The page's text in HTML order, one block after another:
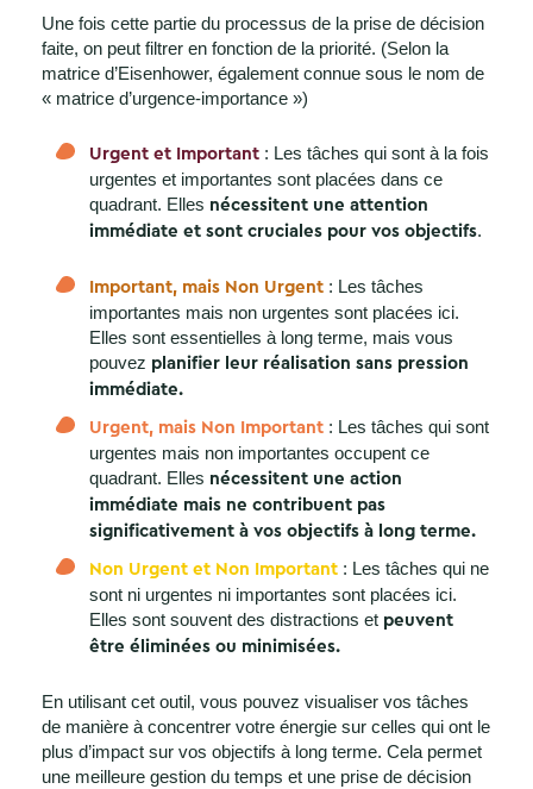
Une fois cette partie du processus de la prise de décision
faite, on peut filtrer en fonction de la priorité. (Selon la
matrice d’Eisenhower, également connue sous le nom de
« matrice d’urgence-importance »)
Urgent et Important : Les tâches qui sont à la fois
urgentes et importantes sont placées dans ce
quadrant. Elles nécessitent une attention
immédiate et sont cruciales pour vos objectifs.
Important, mais Non Urgent : Les tâches
importantes mais non urgentes sont placées ici.
Elles sont essentielles à long terme, mais vous
pouvez planifier leur réalisation sans pression
immédiate.
Urgent, mais Non Important : Les tâches qui sont
urgentes mais non importantes occupent ce
quadrant. Elles nécessitent une action
immédiate mais ne contribuent pas
significativement à vos objectifs à long terme.
Non Urgent et Non Important : Les tâches qui ne
sont ni urgentes ni importantes sont placées ici.
Elles sont souvent des distractions et peuvent
être éliminées ou minimisées.
En utilisant cet outil, vous pouvez visualiser vos tâches
de manière à concentrer votre énergie sur celles qui ont le
plus d’impact sur vos objectifs à long terme. Cela permet
une meilleure gestion du temps et une prise de décision